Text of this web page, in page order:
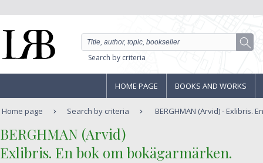
Search by criteria
HOME PAGE BOOKS AND WORKS
Home page Search by criteria BERGHMAN (Arvid) - Exlibris.
‎BERGHMAN (Arvid)‎
‎Exlibris. En bok om bokägarmärken.‎